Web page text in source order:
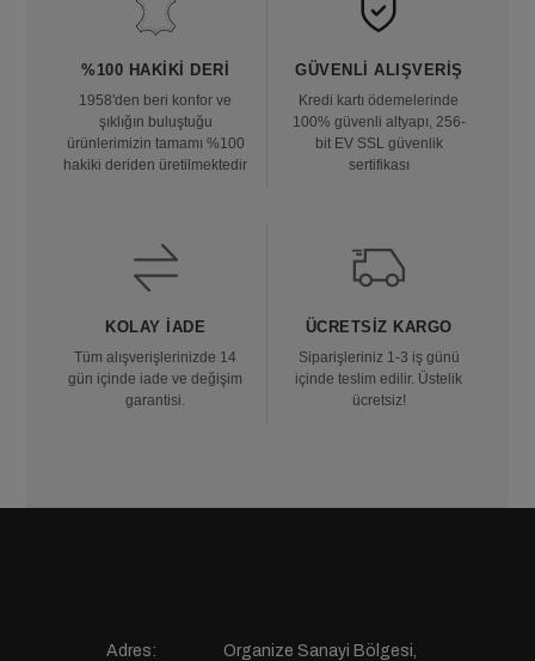
%100 HAKIKI DERI
1958'den beri konfor ve
şıklığın buluştuğu
ürünlerimizin tamamı %100
hakiki deriden üretilmektedir
GÜVENLI ALIŞVERIŞ
Kredi kartı ödemelerinde
100% güvenli altyapı, 256-
bit EV SSL güvenlik
sertifikası
KOLAY İADE
Tüm alışverişlerinizde 14
gün içinde iade ve değişim
garantisi.
ÜCRETSIZ KARGO
Siparişleriniz 1-3 iş günü
içinde teslim edilir. Üstelik
ücretsiz!
Adres:
Organize Sanayi Bölgesi,